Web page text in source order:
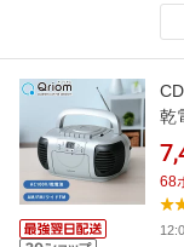
乾
ラ
山
料
68